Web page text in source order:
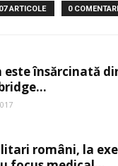
ARTICOLE 0
însărcinată
români, la